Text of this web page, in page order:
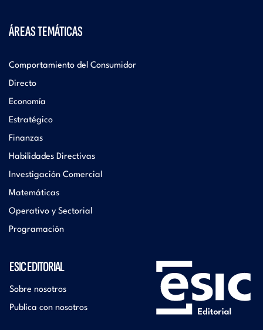
ÁREAS TEMÁTICAS
Comportamiento del Consumidor
Directo
Economía
Estratégico
Finanzas
Habilidades Directivas
Investigación Comercial
Matemáticas
Operativo y Sectorial
Programación
ESIC EDITORIAL
Sobre nosotros
Publica con nosotros